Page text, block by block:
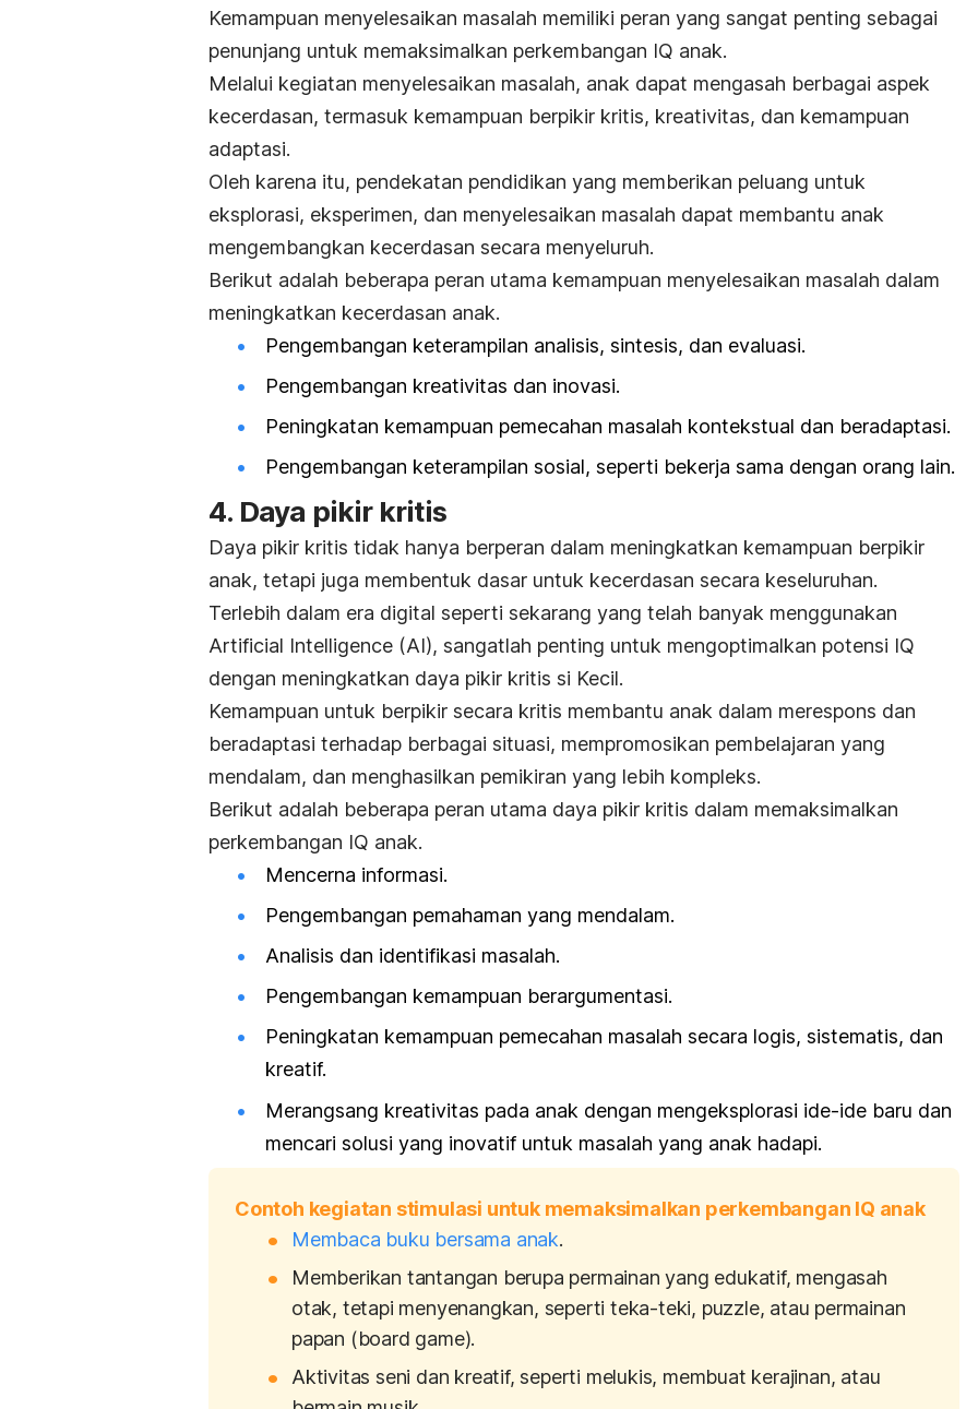
Kemampuan menyelesaikan masalah memiliki peran yang sangat penting sebagai
penunjang untuk memaksimalkan perkembangan IQ anak.
Melalui kegiatan menyelesaikan masalah, anak dapat mengasah berbagai aspek
kecerdasan, termasuk kemampuan berpikir kritis, kreativitas, dan kemampuan
adaptasi.
Oleh karena itu, pendekatan pendidikan yang memberikan peluang untuk
eksplorasi, eksperimen, dan menyelesaikan masalah dapat membantu anak
mengembangkan kecerdasan secara menyeluruh.
Berikut adalah beberapa peran utama kemampuan menyelesaikan masalah dalam
meningkatkan kecerdasan anak.
Pengembangan keterampilan analisis, sintesis, dan evaluasi.
Pengembangan kreativitas dan inovasi.
Peningkatan kemampuan pemecahan masalah kontekstual dan beradaptasi.
Pengembangan keterampilan sosial, seperti bekerja sama dengan orang lain.
4. Daya pikir kritis
Daya pikir kritis tidak hanya berperan dalam meningkatkan kemampuan berpikir
anak, tetapi juga membentuk dasar untuk kecerdasan secara keseluruhan.
Terlebih dalam era digital seperti sekarang yang telah banyak menggunakan
Artificial Intelligence (AI), sangatlah penting untuk mengoptimalkan potensi IQ
dengan meningkatkan daya pikir kritis si Kecil.
Kemampuan untuk berpikir secara kritis membantu anak dalam merespons dan
beradaptasi terhadap berbagai situasi, mempromosikan pembelajaran yang
mendalam, dan menghasilkan pemikiran yang lebih kompleks.
Berikut adalah beberapa peran utama daya pikir kritis dalam memaksimalkan
perkembangan IQ anak.
Mencerna informasi.
Pengembangan pemahaman yang mendalam.
Analisis dan identifikasi masalah.
Pengembangan kemampuan berargumentasi.
Peningkatan kemampuan pemecahan masalah secara logis, sistematis, dan
kreatif.
Merangsang kreativitas pada anak dengan mengeksplorasi ide-ide baru dan
mencari solusi yang inovatif untuk masalah yang anak hadapi.
Contoh kegiatan stimulasi untuk memaksimalkan perkembangan IQ anak
Membaca buku bersama anak.
Memberikan tantangan berupa permainan yang edukatif, mengasah
otak, tetapi menyenangkan, seperti teka-teki, puzzle, atau permainan
papan (board game).
Aktivitas seni dan kreatif, seperti melukis, membuat kerajinan, atau